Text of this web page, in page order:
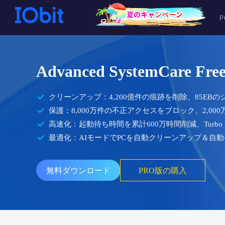
Advanced SystemCare
クリーンアップ：4,200億件の痕跡を削除、85EB
保護：8,000万件の不正アクセスをブロック、2,000
高速化：起動待ち時間を累計600万時間削減、Turbo
最適化：AIモードでPCを自動クリーンアップ＆自
無料ダウンロード PRO版の購入